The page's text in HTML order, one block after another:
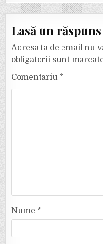
Lasă un răspuns
Adresa ta de email nu
obligatorii sunt
Comentariu *
Nume *